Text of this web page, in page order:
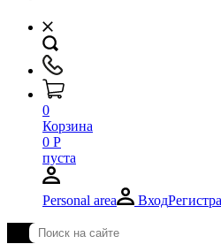
0
Корзина
0 Р
пуста
Personal area Вход